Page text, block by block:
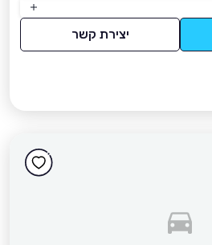
יצירת קשר